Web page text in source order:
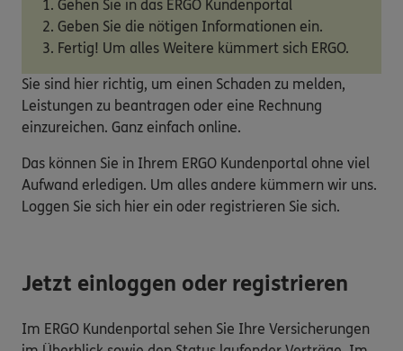
Gehen Sie in das ERGO Kundenportal
Geben Sie die nötigen Informationen ein.
Fertig! Um alles Weitere kümmert sich ERGO.
Sie sind hier richtig, um einen Schaden zu melden,
Leistungen zu beantragen oder eine Rechnung
einzureichen. Ganz einfach online.
Das können Sie in Ihrem ERGO Kundenportal ohne viel
Aufwand erledigen. Um alles andere kümmern wir uns.
Loggen Sie sich hier ein oder registrieren Sie sich.
Jetzt einloggen oder registrieren
Im ERGO Kundenportal sehen Sie Ihre Versicherungen